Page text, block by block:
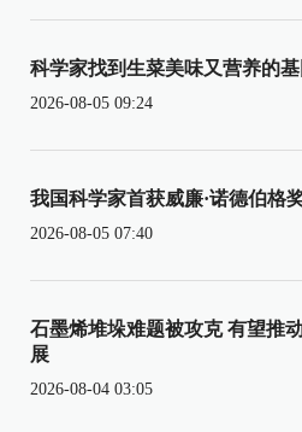
科学家找到生菜美味又营养的
2026-08-05 09:24
我国科学家首获威廉·诺德伯格
2026-08-05 07:40
石墨烯堆垛难题被攻克 有望推
展
2026-08-04 03:05